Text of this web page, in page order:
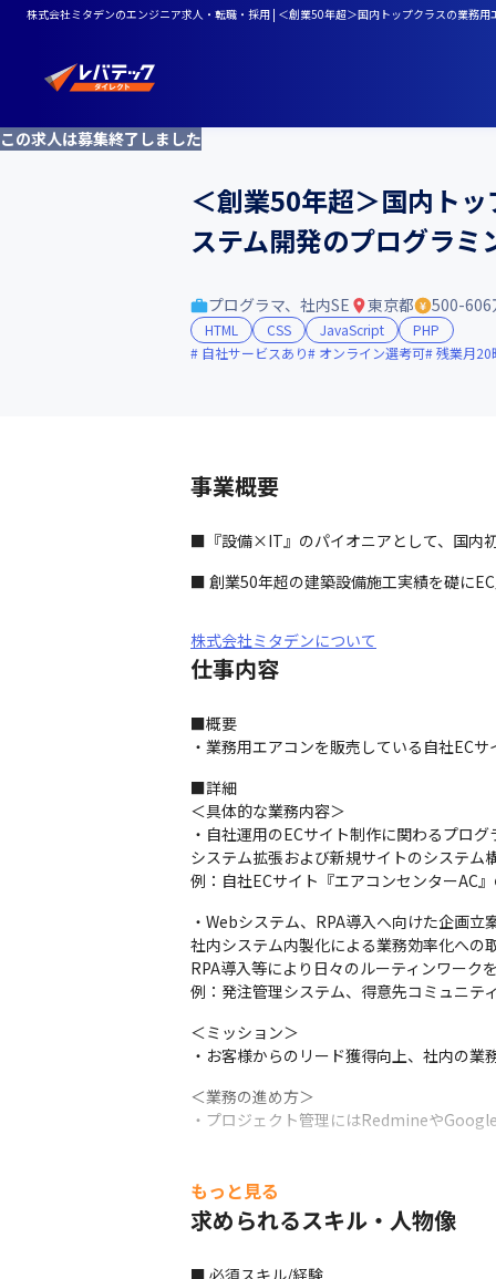
株式会社ミタデンのエンジニア求人・転職・採用 | ＜創業50年超＞国内トップクラスの業務
この求人は募集終了しました
＜創業50年超＞国内ト
ステム開発のプログラ
プログラマ、社内SE 東京都 500-606
HTML CSS JavaScript
PHP
自社サービスあり
オンライン選考可 残業月20
事業概要
■『設備×IT』のパイオニアとして、国内
■ 創業50年超の建築設備施工実績を礎に
株式会社ミタデンについて
仕事内容
■概要
・業務用エアコンを販売している自社EC
■詳細
＜具体的な業務内容＞
・自社運用のECサイト制作に関わるプロ
システム拡張および新規サイトのシステム
例：自社ECサイト『エアコンセンターAC
・Webシステム、RPA導入へ向けた企画立
社内システム内製化による業務効率化への
RPA導入等により日々のルーティンワーク
例：発注管理システム、得意先コミュニテ
＜ミッション＞
・お客様からのリード獲得向上、社内の
＜業務の進め方＞
・プロジェクト管理にはRedmineや
・Web制作、Web開発を自社で手掛けて
・SES等は一切なく、全て自社内での勤務
・IT施策が要のビジネスモデルのため、会
もっと見る
求められるスキル・人物像
■ 必須スキル/経験